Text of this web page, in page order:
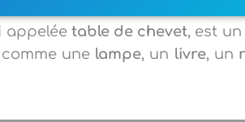
appelée table de chevet, est un
comme une lampe, un livre, un